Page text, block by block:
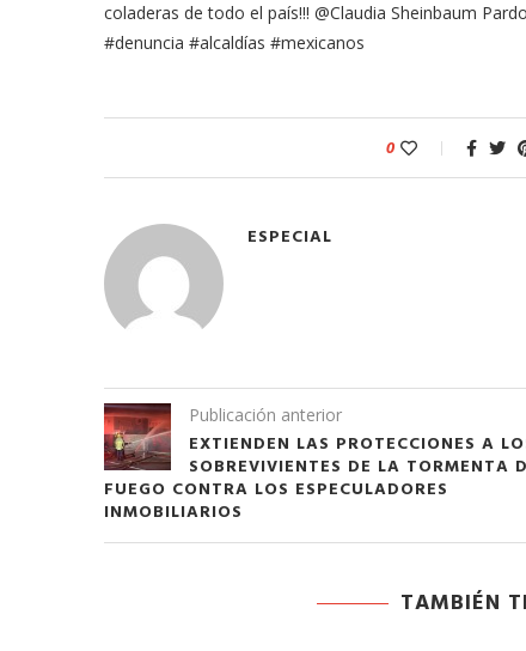
coladeras de todo el país!!! @Claudia Sheinbaum
#denuncia #alcaldías #mexicanos
0
ESPECIAL
Publicación anterior
EXTIENDEN LAS PROTECCIONES A
SOBREVIVIENTES DE LA TORMENTA
FUEGO CONTRA LOS ESPECULADORES
INMOBILIARIOS
TAMBIÉN